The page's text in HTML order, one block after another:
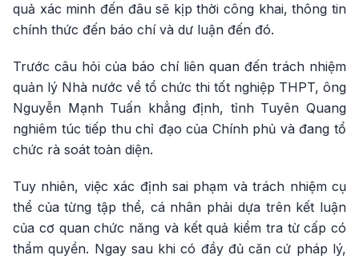
quả xác minh đến đâu sẽ kịp thời công khai, thông tin
chính thức đến báo chí và dư luận đến đó.
Trước câu hỏi của báo chí liên quan đến trách nhiệm
quản lý Nhà nước về tổ chức thi tốt nghiệp THPT, ông
Nguyễn Mạnh Tuấn khẳng định, tỉnh Tuyên Quang
nghiêm túc tiếp thu chỉ đạo của Chính phủ và đang tổ
chức rà soát toàn diện.
Tuy nhiên, việc xác định sai phạm và trách nhiệm cụ
thể của từng tập thể, cá nhân phải dựa trên kết luận
của cơ quan chức năng và kết quả kiểm tra từ cấp có
thẩm quyền. Ngay sau khi có đầy đủ căn cứ pháp lý,